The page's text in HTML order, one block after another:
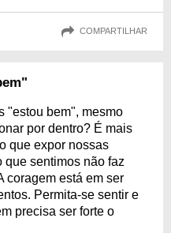
COMPARTILHAR
"estou bem", mesmo
por dentro? É mais
que expor nossas
que sentimos não faz
coragem está em ser
Permita-se sentir e
precisa ser forte o